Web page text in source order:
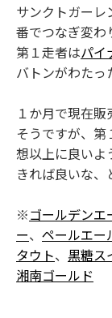
サンクトガー
番でつなぎ変わ
第１走者はパイ
バトンがわたっ
１か月で現在
そうですが、第
想以上に良いよ
きれば良いな、
※ゴールデンエ
ー、 ペールエー
タウト、 黒糖ス
湘南ゴールド